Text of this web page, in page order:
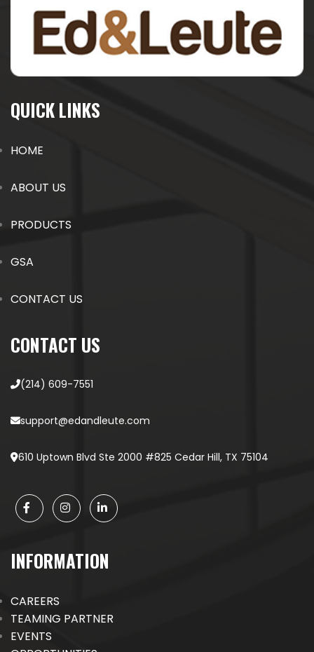
QUICK LINKS
HOME
ABOUT US
PRODUCTS
GSA
CONTACT US
CONTACT US
(214) 609-7551
support@edandleute.com
610 Uptown Blvd Ste 2000 #825 Cedar Hill, TX 75104
INFORMATION
CAREERS
TEAMING PARTNER
EVENTS